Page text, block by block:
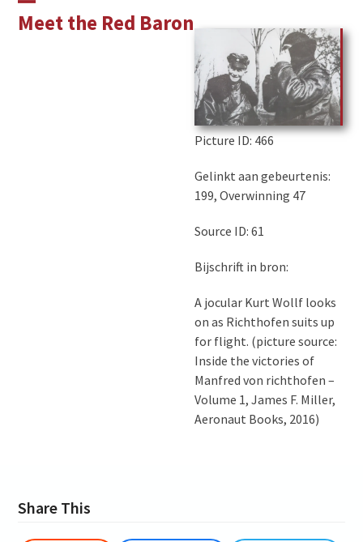
Meet the Red Baron
Open
Close
Picture ID: 466
Gelinkt aan gebeurtenis:
199, Overwinning 47
Source ID: 61
Bijschrift in bron:
A jocular Kurt Wollf looks
on as Richthofen suits up
for flight. (picture source:
Inside the victories of
Manfred von richthofen –
Volume 1, James F. Miller,
Aeronaut Books, 2016)
Share This